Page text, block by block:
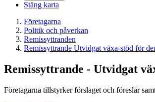
Stäng karta
Företagarna
Politik och påverkan
Remissyttranden
Remissyttrande Utvidgat växa-stöd för
Remissyttrande - Utvidgat
Företagarna tillstyrker förslaget och föreslår